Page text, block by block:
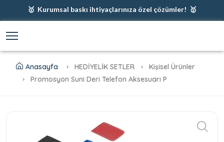
🥇 Kurumsal baskı ihtiyaçlarınıza özel çözümler! 🥇
🥇 Fiyatlarımıza baskı ve kargo dahildir! 🥇
Anasayfa HEDİYELİK SETLER
Kişisel Ürünler
Promosyon Suni Deri Telefon Aksesuarı P